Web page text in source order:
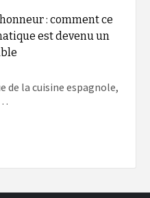
: comment ce
est devenu un
de la cuisine espagnole,